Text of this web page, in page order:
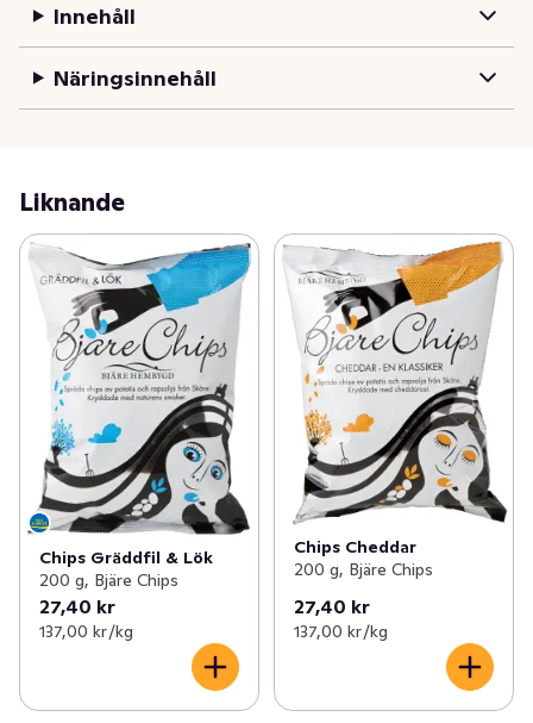
Innehåll
Näringsinnehåll
Liknande
Chips Gräddfil & Lök
200 g, Bjäre Chips
27,40 kr
137,00 kr /kg
Chips Cheddar
200 g, Bjäre Chips
27,40 kr
137,00 kr /kg